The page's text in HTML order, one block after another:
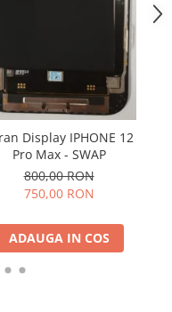
Display IPHONE 12
Pro Max - SWAP
800,00 RON
750,00 RON
ADAUGA IN COS